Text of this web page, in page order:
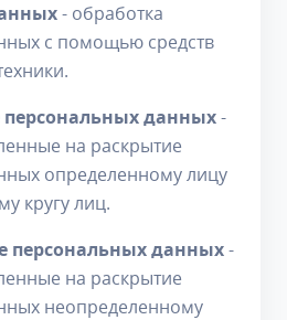
- обработка
с помощью средств
персональных данных-
на раскрытие
определенному лицу
кругу лиц.
персональных данных-
на раскрытие
неопределенному